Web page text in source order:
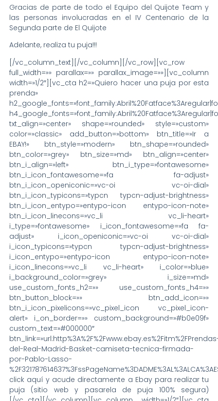
Gracias de parte de todo el Equipo del Quijote Team y
las personas involucradas en el IV Centenario de la
Segunda parte de El Quijote
Adelante, realiza tu puja!!!
[/vc_column_text][/vc_column][/vc_row][vc_row
full_width=»» parallax=»» parallax_image=»»][vc_column
width=»1/2″][vc_cta h2=»Quiero hacer una puja por esta
prenda»
txt_align=»center» shape=»rounded» style=»custom»
color=»classic» add_button=»bottom» btn_title=»Ir a
EBAY!» btn_style=»modern» btn_shape=»rounded»
btn_color=»grey» btn_size=»md» btn_align=»center»
btn_i_align=»left» btn_i_type=»fontawesome»
btn_i_icon_fontawesome=»fa fa-adjust»
btn_i_icon_openiconic=»vc-oi vc-oi-dial»
btn_i_icon_typicons=»typcn typcn-adjust-brightness»
btn_i_icon_entypo=»entypo-icon entypo-icon-note»
btn_i_icon_linecons=»vc_li vc_li-heart»
i_type=»fontawesome» i_icon_fontawesome=»fa fa-
adjust» i_icon_openiconic=»vc-oi vc-oi-dial»
i_icon_typicons=»typcn typcn-adjust-brightness»
i_icon_entypo=»entypo-icon entypo-icon-note»
i_icon_linecons=»vc_li vc_li-heart» i_color=»blue»
i_background_color=»grey» i_size=»md»
use_custom_fonts_h2=»» use_custom_fonts_h4=»»
btn_button_block=»» btn_add_icon=»»
btn_i_icon_pixelicons=»vc_pixel_icon vc_pixel_icon-
alert» i_on_border=»» custom_background=»#b0e09f»
custom_text=»#000000″
del-Real-Madrid-Basket-camiseta-tecnica-firmada-
por-Pablo-Lasso-
click aquí y acude directamente a Ebay para realizar tu
puja (sitio web y pasarela de puja 100% segura)